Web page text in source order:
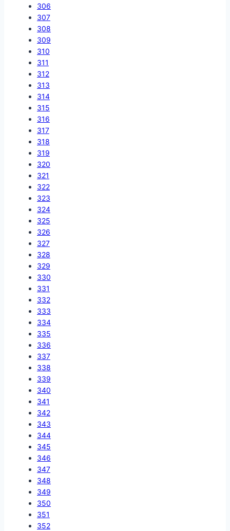
306
307
308
309
310
311
312
313
314
315
316
317
318
319
320
321
322
323
324
325
326
327
328
329
330
331
332
333
334
335
336
337
338
339
340
341
342
343
344
345
346
347
348
349
350
351
352